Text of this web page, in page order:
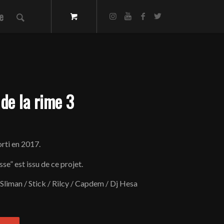
la rime 3
en 2017.
est issu de ce projet.
/ Stick / Rilcy / Capdem / Dj Hesa